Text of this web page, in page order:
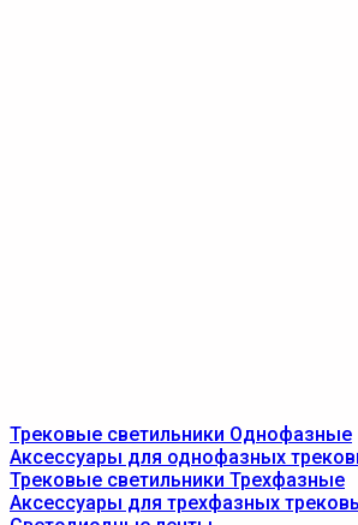
Трековые светильники Однофазные
Аксессуары для однофазных
Трековые светильники Трехфазные
Аксессуары для трехфазных